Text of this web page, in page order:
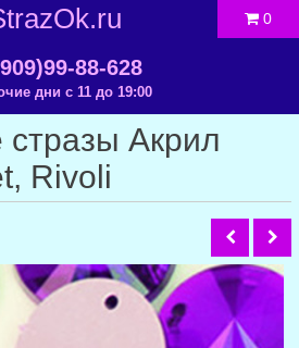
88-628
дни с 11 до 19:00
0
Акрил
Rivoli